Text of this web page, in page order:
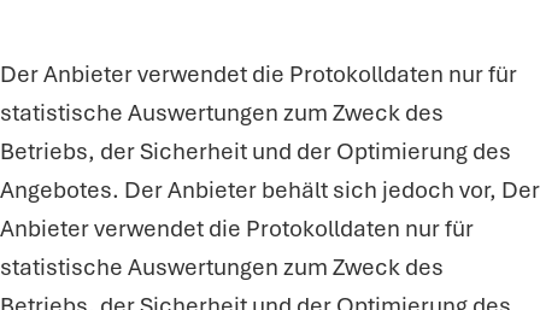
Der Anbieter verwendet die Protokolldaten nur für
statistische Auswertungen zum Zweck des
Betriebs, der Sicherheit und der Optimierung des
Angebotes. Der Anbieter behält sich jedoch vor, Der
Anbieter verwendet die Protokolldaten nur für
statistische Auswertungen zum Zweck des